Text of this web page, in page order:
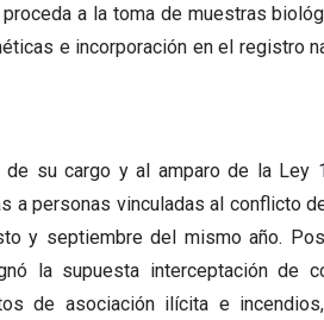
a la toma de muestras
e incorporación en el registro
de su cargo y al amparo de la Ley
a personas vinculadas al conflicto
y septiembre del mismo año.
la supuesta interceptación de
de asociación ilícita e